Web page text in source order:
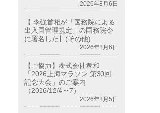
2026年8月6日
【 李強首相が「国務院による
出入国管理規定」の国務院令
に署名した】(その他)
2026年8月6日
【ご協力】株式会社衆和
「2026上海マラソン 第30回
記念大会」のご案内
（2026/12/4～7）
2026年8月5日